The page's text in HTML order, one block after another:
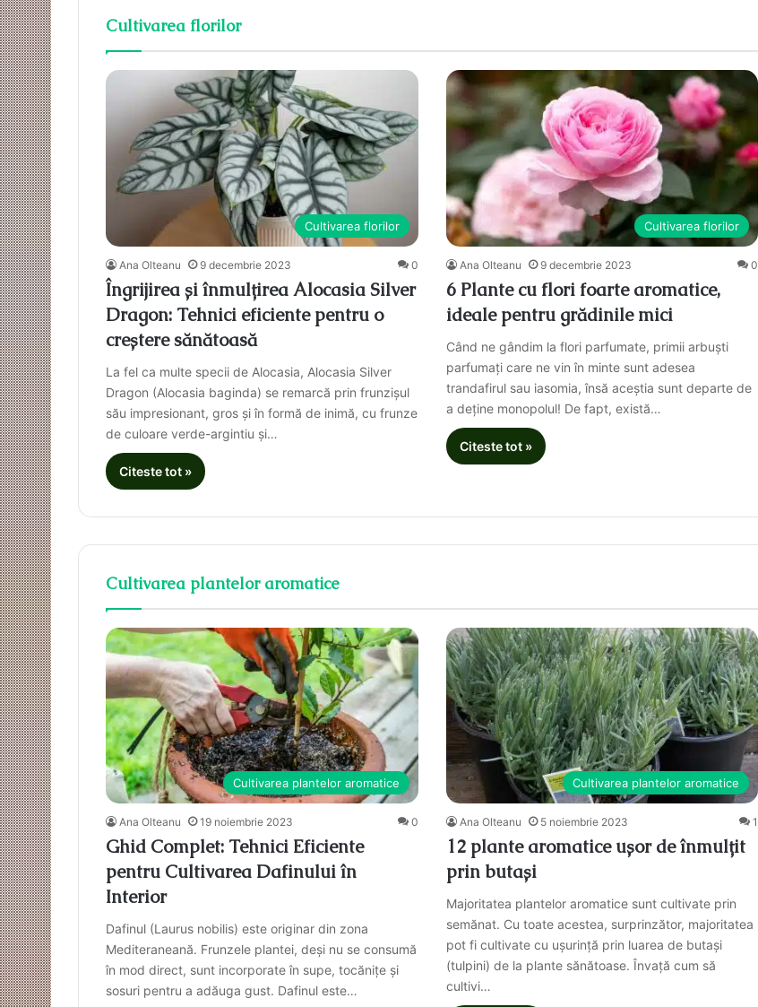
Cultivarea florilor
Cultivarea florilor
Ana Olteanu 9 decembrie 2023 0
Îngrijirea și înmulțirea Alocasia Silver
Dragon: Tehnici eficiente pentru o
creștere sănătoasă
La fel ca multe specii de Alocasia, Alocasia Silver
Dragon (Alocasia baginda) se remarcă prin frunzișul
său impresionant, gros și în formă de inimă, cu frunze
de culoare verde-argintiu și…
Citeste tot »
Cultivarea florilor
Ana Olteanu 9 decembrie 2023 0
6 Plante cu flori foarte aromatice,
ideale pentru grădinile mici
Când ne gândim la flori parfumate, primii arbuști
parfumați care ne vin în minte sunt adesea
trandafirul sau iasomia, însă aceștia sunt departe de
a deține monopolul! De fapt, există…
Citeste tot »
Cultivarea plantelor aromatice
Cultivarea plantelor aromatice
Ana Olteanu 19 noiembrie 2023 0
Ghid Complet: Tehnici Eficiente
pentru Cultivarea Dafinului în
Interior
Dafinul (Laurus nobilis) este originar din zona
Mediteraneană. Frunzele plantei, deși nu se consumă
în mod direct, sunt incorporate în supe, tocănițe și
sosuri pentru a adăuga gust. Dafinul este…
Cultivarea plantelor aromatice
Ana Olteanu 5 noiembrie 2023 1
12 plante aromatice ușor de înmulțit
prin butași
Majoritatea plantelor aromatice sunt cultivate prin
semănat. Cu toate acestea, surprinzător, majoritatea
pot fi cultivate cu ușurință prin luarea de butași
(tulpini) de la plante sănătoase. Învață cum să
cultivi…